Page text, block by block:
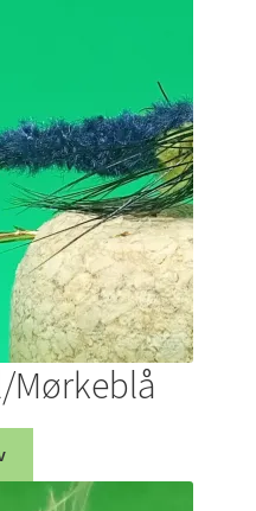
Mørkeblå